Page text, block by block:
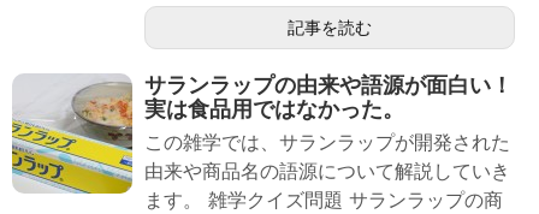
記事を読む
サランラップの由来や語源が面白い！
実は食品用ではなかった。
この雑学では、サランラップが開発された
由来や商品名の語源について解説していき
ます。 雑学クイズ問題 サランラップの商